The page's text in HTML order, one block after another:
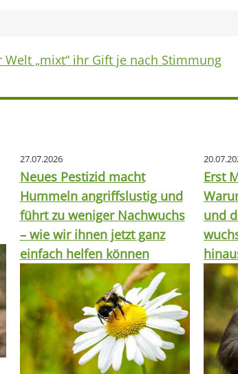
„mixt“ ihr Gift je nach Stimmung
27.07.2026
Neues Pestizid macht
Hummeln angriffslustig und
führt zu weniger Nachwuchs
– wie wir ihnen jetzt ganz
einfach helfen können
Erst
und